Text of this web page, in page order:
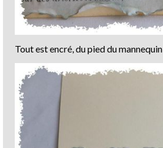
Tout est encré, du pied du